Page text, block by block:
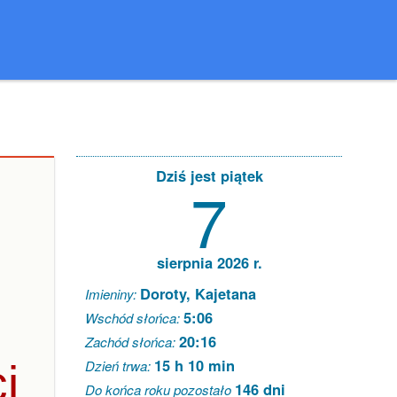
Dziś jest piątek
7
sierpnia 2026 r.
Imieniny: Doroty, Kajetana
Wschód słońca:5:06
Zachód słońca:20:16
Dzień trwa: 15 h 10 min
Do końca roku pozostało 146 dni